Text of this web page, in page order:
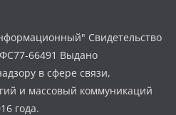
Свидетельство
66491 Выдано
в сфере связи,
и массовый коммуникаций
года.